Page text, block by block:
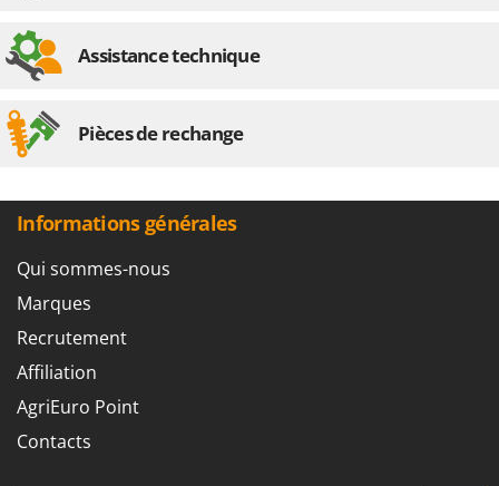
Assistance technique
Pièces de rechange
Informations générales
Qui sommes-nous
Marques
Recrutement
Affiliation
AgriEuro Point
Contacts